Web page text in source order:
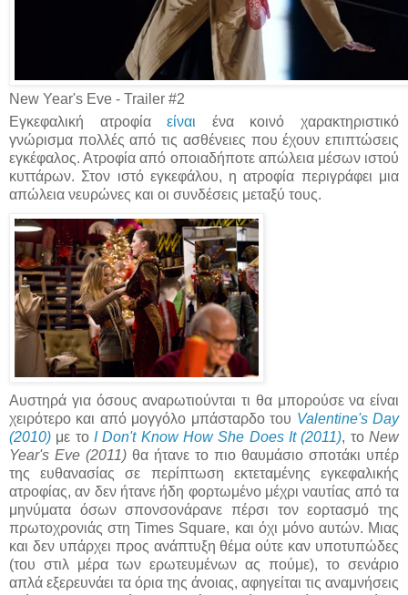
New Year's Eve - Trailer #2
Εγκεφαλική ατροφίαείναι ένα κοινό χαρακτηριστικό
γνώρισμα πολλές από τις ασθένειες που έχουν επιπτώσεις
εγκέφαλος. Ατροφία από οποιαδήποτε απώλεια μέσων ιστού
κυττάρων. Στον ιστό εγκεφάλου, η ατροφία περιγράφει μια
απώλεια νευρώνες και οι συνδέσεις μεταξύ τους.
Αυστηρά για όσους αναρωτιούνται τι θα μπορούσε να είναι
χειρότερο και από μογγόλο μπάσταρδο του Valentine's Day
(2010) με το I Don't Know How She Does It (2011), τοNew
Year's Eve (2011) θα ήτανε το πιο θαυμάσιο σποτάκι υπέρ
της ευθανασίας σε περίπτωση εκτεταμένης εγκεφαλικής
ατροφίας, αν δεν ήτανε ήδη φορτωμένο μέχρι ναυτίας από τα
μηνύματα όσων σπονσονάρανε πέρσι τον εορτασμό της
πρωτοχρονιάς στη Times Square, και όχι μόνο αυτών. Μιας
και δεν υπάρχει προς ανάπτυξη θέμα ούτε καν υποτυπώδες
(του στιλ μέρα των ερωτευμένων ας πούμε), το σενάριο
απλά εξερευνάει τα όρια της άνοιας, αφηγείται τις αναμνήσεις